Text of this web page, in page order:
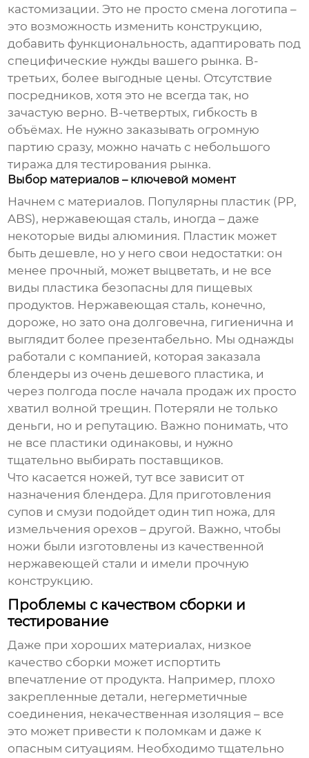
кастомизации. Это не просто смена логотипа –
это возможность изменить конструкцию,
добавить функциональность, адаптировать под
специфические нужды вашего рынка. В-
третьих, более выгодные цены. Отсутствие
посредников, хотя это не всегда так, но
зачастую верно. В-четвертых, гибкость в
объёмах. Не нужно заказывать огромную
партию сразу, можно начать с небольшого
тиража для тестирования рынка.
Выбор материалов – ключевой момент
Начнем с материалов. Популярны пластик (PP,
ABS), нержавеющая сталь, иногда – даже
некоторые виды алюминия. Пластик может
быть дешевле, но у него свои недостатки: он
менее прочный, может выцветать, и не все
виды пластика безопасны для пищевых
продуктов. Нержавеющая сталь, конечно,
дороже, но зато она долговечна, гигиенична и
выглядит более презентабельно. Мы однажды
работали с компанией, которая заказала
блендеры из очень дешевого пластика, и
через полгода после начала продаж их просто
хватил волной трещин. Потеряли не только
деньги, но и репутацию. Важно понимать, что
не все пластики одинаковы, и нужно
тщательно выбирать поставщиков.
Что касается ножей, тут все зависит от
назначения блендера. Для приготовления
супов и смузи подойдет один тип ножа, для
измельчения орехов – другой. Важно, чтобы
ножи были изготовлены из качественной
нержавеющей стали и имели прочную
конструкцию.
Проблемы с качеством сборки и
тестирование
Даже при хороших материалах, низкое
качество сборки может испортить
впечатление от продукта. Например, плохо
закрепленные детали, негерметичные
соединения, некачественная изоляция – все
это может привести к поломкам и даже к
опасным ситуациям. Необходимо тщательно